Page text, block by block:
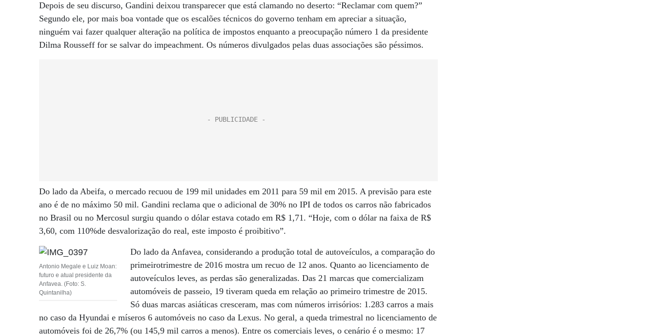
Depois de seu discurso, Gandini deixou transparecer que está clamando no deserto: “Reclamar com quem?”
Segundo ele, por mais boa vontade que os escalões técnicos do governo tenham em apreciar a situação,
ninguém vai fazer qualquer alteração na política de impostos enquanto a preocupação número 1 da presidente
Dilma Rousseff for se salvar do impeachment. Os números divulgados pelas duas associações são péssimos.
Do lado da Abeifa, o mercado recuou de 199 mil unidades em 2011 para 59 mil em 2015. A previsão para este
ano é de no máximo 50 mil. Gandini reclama que o adicional de 30% no IPI de todos os carros não fabricados
no Brasil ou no Mercosul surgiu quando o dólar estava cotado em R$ 1,71. “Hoje, com o dólar na faixa de R$
3,60, com 110%de desvalorização do real, este imposto é proibitivo”.
Antonio Megale e Luiz Moan:
futuro e atual presidente da
Anfavea. (Foto: S.
Quintanilha)
Do lado da Anfavea, considerando a produção total de autoveículos, a comparação do
primeirotrimestre de 2016 mostra um recuo de 12 anos. Quanto ao licenciamento de
autoveículos leves, as perdas são generalizadas. Das 21 marcas que comercializam
automóveis de passeio, 19 tiveram queda em relação ao primeiro trimestre de 2015.
Só duas marcas asiáticas cresceram, mas com números irrisórios: 1.283 carros a mais
no caso da Hyundai e míseros 6 automóveis no caso da Lexus. No geral, a queda trimestral no licenciamento de
automóveis foi de 26,7% (ou 145,9 mil carros a menos). Entre os comerciais leves, o cenário é o mesmo: 17